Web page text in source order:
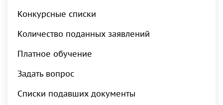
Конкурсные списки
Количество поданных заявлений
Платное обучение
Задать вопрос
Списки подавших документы